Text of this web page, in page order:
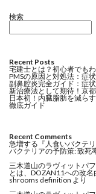
検索
Recent Posts
宅建士とは？初心者でも
PMSの原因と対処法：症
副鼻腔炎完全ガイド：症
新治療法として期待！京
日本初！内臓脂肪を減ら
徹底ガイド
Recent Comments
急増する『人食いバクテ
バクテリアの予防策: 致死
三木道山のラヴィットパ
とは、DOZAN11への改
shrooms definition より